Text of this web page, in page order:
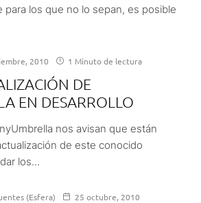
los que no lo sepan, es posible
2010 1 Minuto de lectura
DE
EN DESARROLLO
nos avisan que están
de este conocido
los...
(Esfera)
25 octubre, 2010